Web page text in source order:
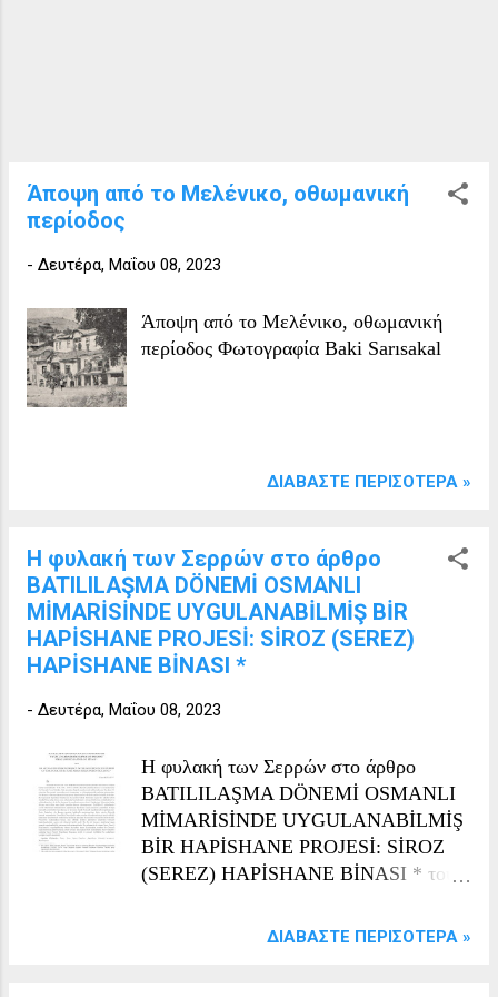
Άποψη από το Μελένικο, οθωμανική
περίοδος
- Δευτέρα, Μαΐου 08, 2023
Άποψη από το Μελένικο, οθωμανική
περίοδος Φωτογραφία Baki Sarısakal
ΔΙΑΒΆΣΤΕ ΠΕΡΙΣΌΤΕΡΑ »
Η φυλακή των Σερρών στο άρθρο
BATILILAŞMA DÖNEMİ OSMANLI
MİMARİSİNDE UYGULANABİLMİŞ BİR
HAPİSHANE PROJESİ: SİROZ (SEREZ)
HAPİSHANE BİNASI *
- Δευτέρα, Μαΐου 08, 2023
Η φυλακή των Σερρών στο άρθρο
BATILILAŞMA DÖNEMİ OSMANLI
MİMARİSİNDE UYGULANABİLMİŞ
BİR HAPİSHANE PROJESİ: SİROZ
(SEREZ) HAPİSHANE BİNASI * του
PRISON PROJECT IN THE
ΔΙΑΒΆΣΤΕ ΠΕΡΙΣΌΤΕΡΑ »